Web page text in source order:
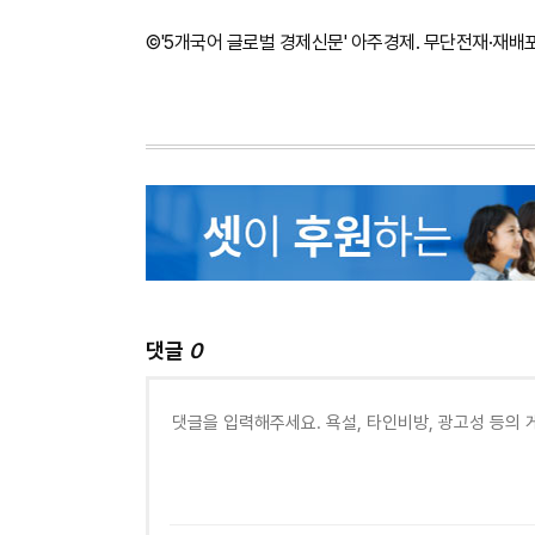
©'5개국어 글로벌 경제신문' 아주경제. 무단전재·재배
댓글 0